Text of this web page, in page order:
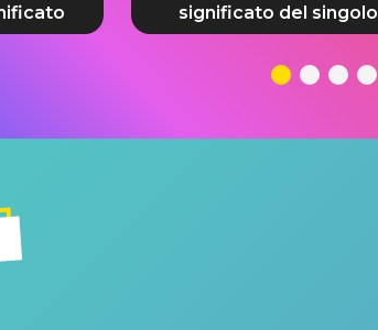
significato del singolo